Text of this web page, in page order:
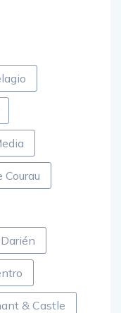
Courau
Darién
& Castle